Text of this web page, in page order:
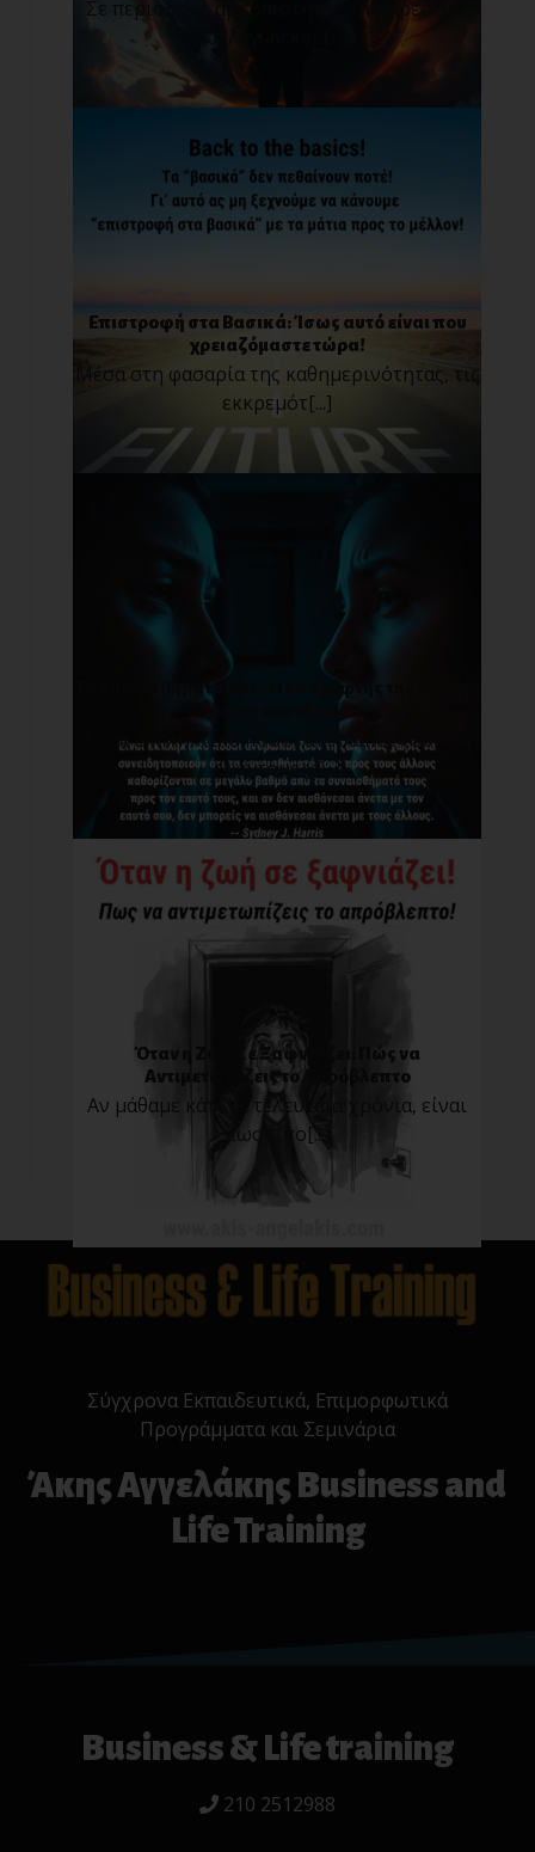
Σε περιόδους αβεβαιότητας, δυσάρεστων
Επιστροφή στα Βασικά: Ίσως αυτό είναι που
χρειαζόμαστε τώρα!
Μέσα στη φασαρία της καθημερινότητας, τις
εκκρεμότ[...]
Τα συναισθήματά μας : O καθρέφτης της σχέσης
Είναι εκπληκτικό πόσοι άνθρωποι ζουν τη
ζωή τους χ[...]
Όταν η Ζωή Σε Ξαφνιάζει: Πώς να
Αντιμετωπίζεις το Απρόβλεπτο
Αν μάθαμε κάτι τα τελευταία χρόνια, είναι
πως τίπο[...]
Σύγχρονα Εκπαιδευτικά, Επιμορφωτικά
Προγράμματα και Σεμινάρια
Άκης Αγγελάκης Business and
Life Training
Business & Life training
210 2512988